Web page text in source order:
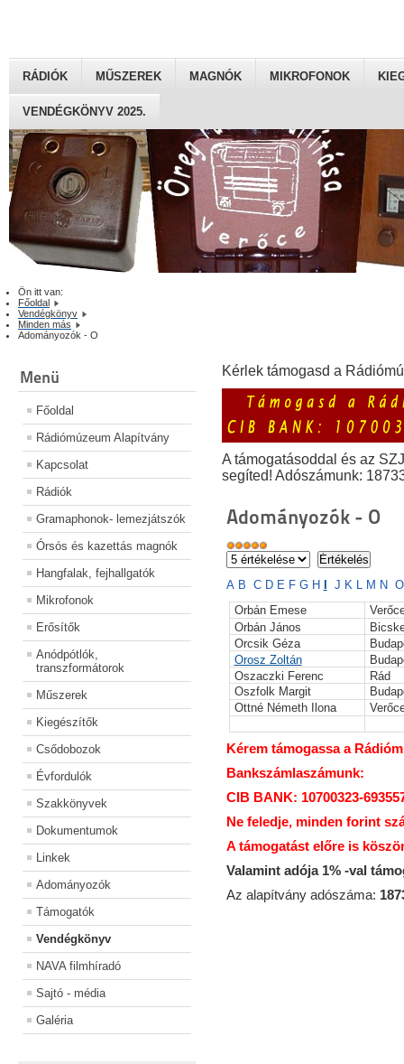
RÁDIÓK MŰSZEREK MAGNÓK MIKROFONOK
VENDÉGKÖNYV 2025.
Ön itt van:
Főoldal
Vendégkönyv
Minden más
Adományozók - O
Menü
Főoldal
Rádiómúzeum Alapítvány
Kapcsolat
Rádiók
Gramaphonok- lemezjátszók
Órsós és kazettás magnók
Hangfalak, fejhallgatók
Mikrofonok
Erősítők
Anódpótlók,
transzformátorok
Műszerek
Kiegészítők
Csődobozok
Évfordulók
Szakkönyvek
Dokumentumok
Linkek
Adományozók
Támogatók
Vendégkönyv
NAVA filmhíradó
Sajtó - média
Galéria
Kérlek támogasd a
A támogatásoddal és az
segíted! Adószámunk:
Adományozók - O
A B C D E F G H J K L M N O
Orbán Emese
Orbán János
Orcsik Géza
Orosz Zoltán
Oszaczki Ferenc
Rád
Oszfolk Margit
Ottné Németh Ilona
Kérem támogassa a
Bankszámlaszámunk:
CIB BANK: 10700323-
Ne feledje, minden forint
A támogatást előre is
Valamint adója 1% -val
Az alapítvány adószáma: